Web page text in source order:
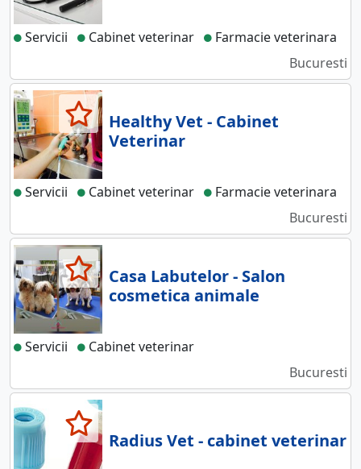
Servicii Cabinet veterinar
Farmacie veterinara
Bucuresti
Healthy Vet - Cabinet
Veterinar
Servicii Cabinet veterinar
Farmacie veterinara
Bucuresti
Casa Labutelor - Salon
cosmetica animale
Servicii
Cabinet veterinar
Bucuresti
Radius Vet - cabinet veterinar